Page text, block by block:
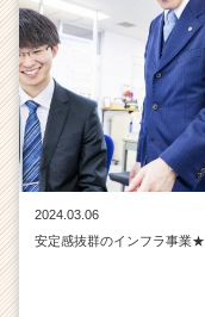
2024.03.06
安定感抜群のインフラ事業★